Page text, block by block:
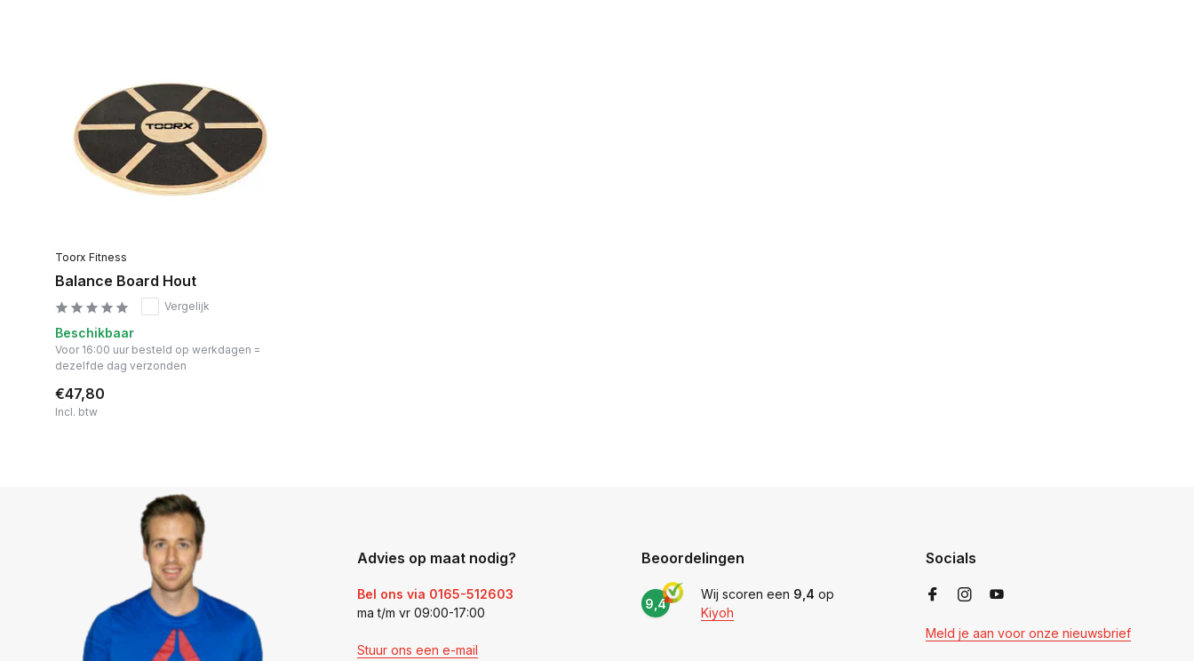
Toorx Fitness
Balance Board Hout
Vergelijk
Beschikbaar
Voor 16:00 uur besteld op werkdagen =
dezelfde dag verzonden
€47,80
Incl. btw
Advies op maat nodig?
Bel ons via 0165-512603
ma t/m vr 09:00-17:00
Stuur ons een e-mail
Beoordelingen
9,4
Wij scoren een 9,4 op
Kiyoh
Socials
Meld je aan voor onze nieuwsbrief